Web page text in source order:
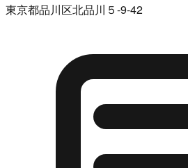
東京都品川区北品川５-9-42